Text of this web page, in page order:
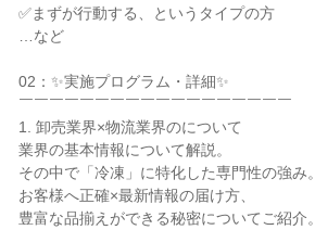
✅まずが行動する、というタイプの方
…など
02：✨実施プログラム・詳細✨
￣￣￣￣￣￣￣￣￣￣￣￣￣￣￣￣￣￣
1. 卸売業界×物流業界のについて
業界の基本情報について解説。
その中で「冷凍」に特化した専門性の強み。
お客様へ正確×最新情報の届け方、
豊富な品揃えができる秘密についてご紹介。